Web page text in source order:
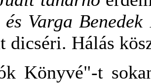
Varga
dicséri. Hálás
Könyvé"-t